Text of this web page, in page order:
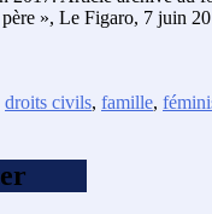
», Le Figaro, 7 juin
droits civils, famille,